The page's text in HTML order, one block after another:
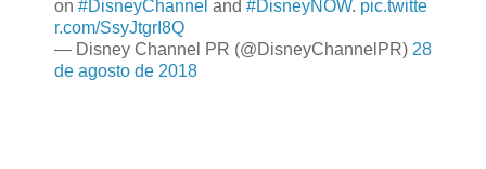
on #DisneyChannel and #DisneyNOW. pic.twitte
r.com/SsyJtgrI8Q
— Disney Channel PR (@DisneyChannelPR) 28
de agosto de 2018